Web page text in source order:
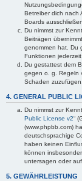
Betreiber dich nach
Boards
Du nimmst zur
Beiträgen
genommen hat. Du
Funktionen
Du gestattest dem
gegen o. g. Regeln
Schaden zuzufügen.
4. GENERAL PUBLIC
Du nimmst zur
Public License v2“
(www.phpbb.com)
deutschsprachige
haben keinen
können
untersagen oder
5. GEWÄHRLEISTUNG